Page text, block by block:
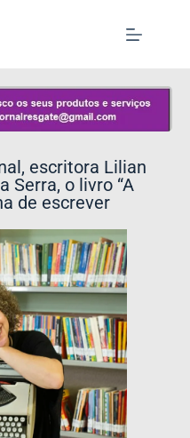
escritora Lilian
Serra, o livro “A
de escrever